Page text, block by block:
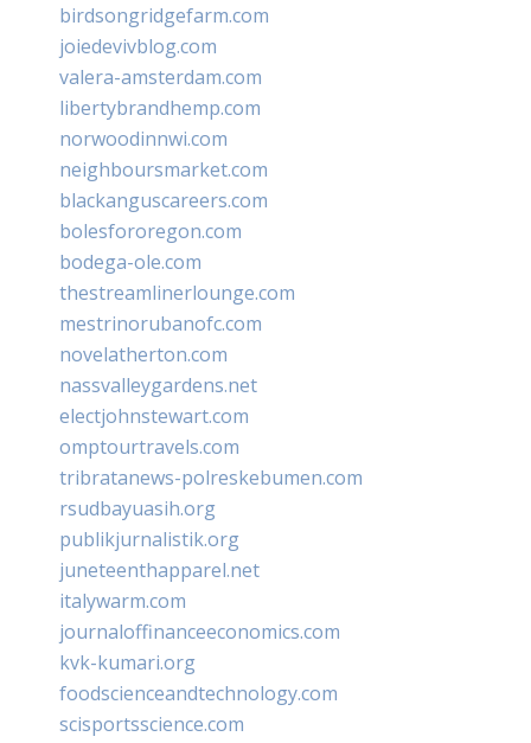
birdsongridgefarm.com
joiedevivblog.com
valera-amsterdam.com
libertybrandhemp.com
norwoodinnwi.com
neighboursmarket.com
blackanguscareers.com
bolesfororegon.com
bodega-ole.com
thestreamlinerlounge.com
mestrinorubanofc.com
novelatherton.com
nassvalleygardens.net
electjohnstewart.com
omptourtravels.com
tribratanews-polreskebumen.com
rsudbayuasih.org
publikjurnalistik.org
juneteenthapparel.net
italywarm.com
journaloffinanceeconomics.com
kvk-kumari.org
foodscienceandtechnology.com
scisportsscience.com